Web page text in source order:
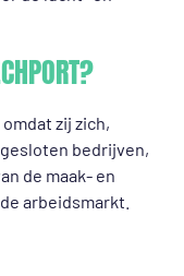
zij zich,
bedrijven,
de maak- en
arbeidsmarkt.